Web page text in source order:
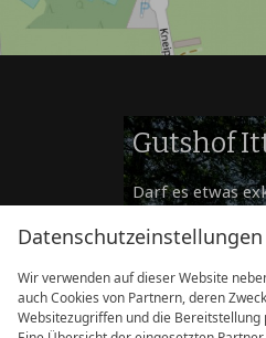
Datenschutzeinstellungen
Wir verwenden auf dieser Website
auch Cookies von Partnern, deren
Websitezugriffen und die
Gutshof
Darf es etwas
privatem Ambiente